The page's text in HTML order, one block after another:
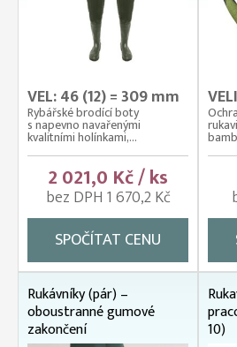
VEL: 46 (12) = 309 mm
Rybářské brodící boty
s napevno navařenými
kvalitními holínkami,...
2 021,0 Kč / ks
bez DPH 1 670,2 Kč
SPOČÍTAT CENU
Rukávníky (pár) –
oboustranné gumové
zakončení 10)